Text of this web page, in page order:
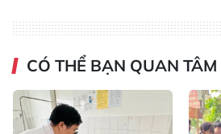
CÓ THỂ BẠN QUAN TÂM